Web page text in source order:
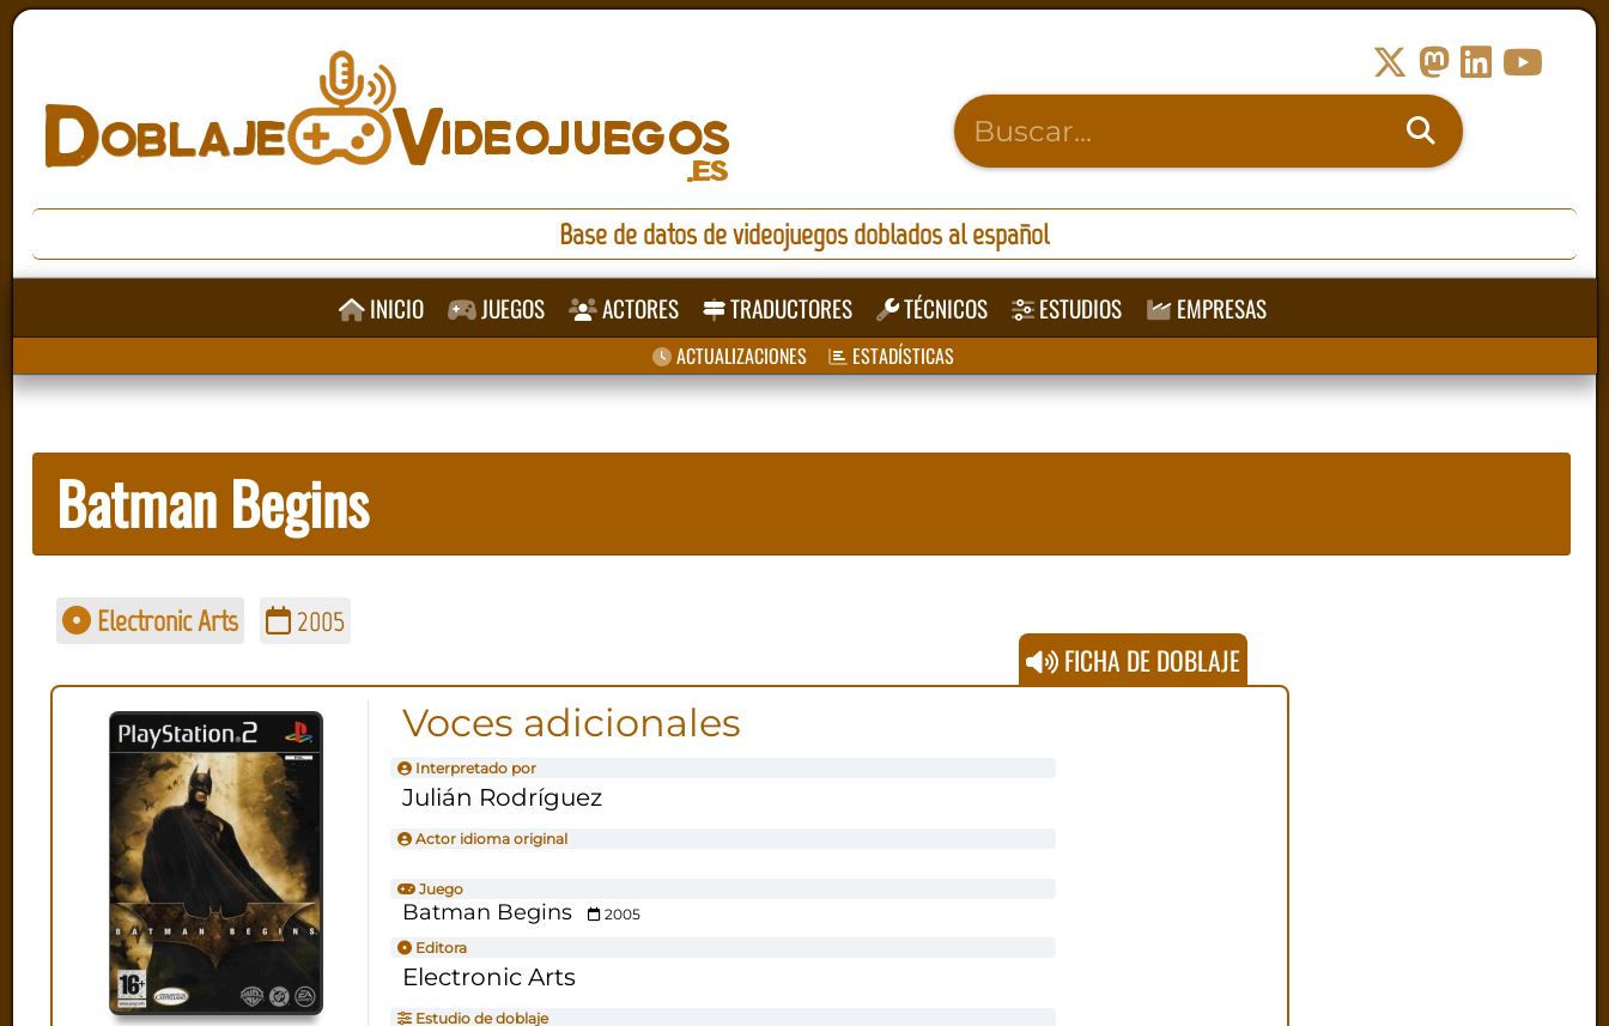
Base de datos de videojuegos doblados al español
INICIO JUEGOS ACTORES TRADUCTORES TÉCNICOS ESTUDIOS EMPRESAS
ACTUALIZACIONES ESTADÍSTICAS
Batman Begins
Electronic Arts 2005
FICHA DE DOBLAJE
Voces adicionales
Interpretado por
Julián Rodríguez
Actor idioma original
Juego
Batman Begins
2005
Editora
Electronic Arts
Estudio de doblaje